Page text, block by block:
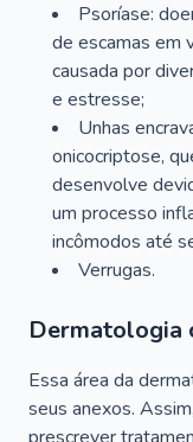
Psoríase:
de escamas em
causada por
e estresse;
Unhas
onicocriptose,
desenvolve
um processo
incômodos até
Verrugas.
Dermatologia
Essa área da
seus anexos.